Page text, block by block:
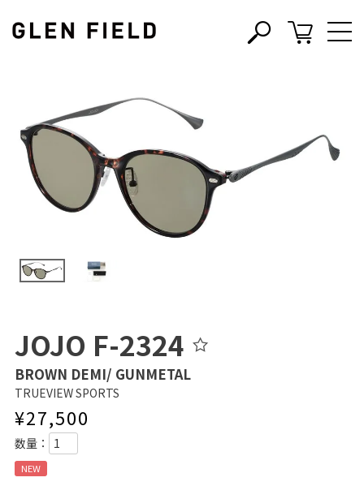
s c
JOJO F-2324
BROWN DEMI/ GUNMETAL
TRUEVIEW SPORTS
¥27,500
NEW